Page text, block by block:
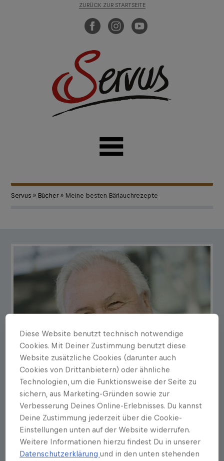
ZURÜCK ZUR STARTSEITE
Servus » Bücher» Meine besten Bärlauchrezepte
Diese Website benutzt technisch notwendige
Cookies. Mit Deiner Zustimmung benutzt diese
Website zusätzliche Cookies (darunter auch
Cookies von Drittanbietern) oder ähnliche
Technologien, um die Funktionsweise der Seite zu
sichern, aus Marketing-Gründen sowie zur
Verbesserung Deines Online-Erlebnisses. Du kannst
Deine Zustimmung jederzeit über die Cookie-
Einstellungen unten auf der Website widerrufen.
Weitere Informationen hierzu findest Du in unserer
Datenschutzerklärungund in den unten stehenden